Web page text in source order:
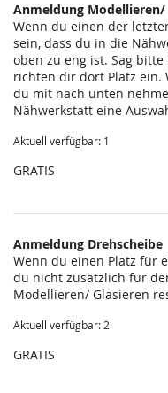
Anmeldung Modellieren/
Wenn du einen der
sein, dass du in die
oben zu eng ist. Sag
richten dir dort Platz ein.
du mit nach unten
Nähwerkstatt eine
Aktuell verfügbar: 1
GRATIS
Anmeldung Drehscheibe
Wenn du einen Platz für
du nicht zusätzlich für
Modellieren/ Glasieren
Aktuell verfügbar: 2
GRATIS